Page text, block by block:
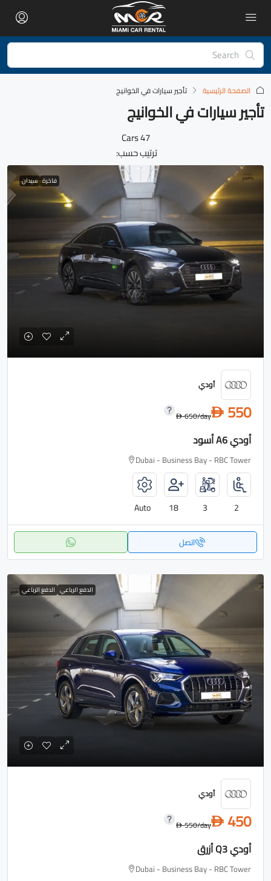
الصفحة الرئيسية تأجير سيارات في الخوانيج
تأجير سيارات في الخوانيج
47 Cars
ترتيب حسب:
فاخرة سيدان
أودي
D 550
D650/day
أودي A6 أسود
Dubai - Business Bay - RBC Tower
2
3
18
Auto
اتصل
الدفع الرباعي الدفع الرباعي
أودي
D 450
D550/day
أودي Q3 أزرق
Dubai - Business Bay - RBC Tower